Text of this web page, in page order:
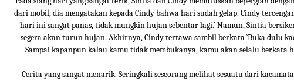
dari mobil, dia mengatakan kepada Cindy bahwa hari sudah gelap. Cindy
`hari ini sangat panas, tidak mungkin hujan sebentar lagi.` Namun, Sintia
segera akan turun hujan. Akhirnya, Cindy tertawa sambil berkata `Buka dulu
Sampai kapanpun kalau kamu tidak membukanya, kamu akan selalu berkata
Cerita yang sangat menarik. Seringkali seseorang melihat sesuatu dari